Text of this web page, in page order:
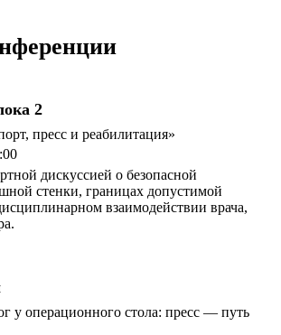
2
пресс и реабилитация»
дискуссией о безопасной
стенки, границах допустимой
взаимодействии врача,
у операционного стола: пресс — путь